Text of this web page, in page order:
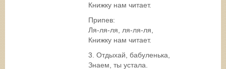
Книжку нам читает.
Припев:
Ля-ля-ля, ля-ля-ля,
Книжку нам читает.
3. Отдыхай, бабуленька,
Знаем, ты устала.